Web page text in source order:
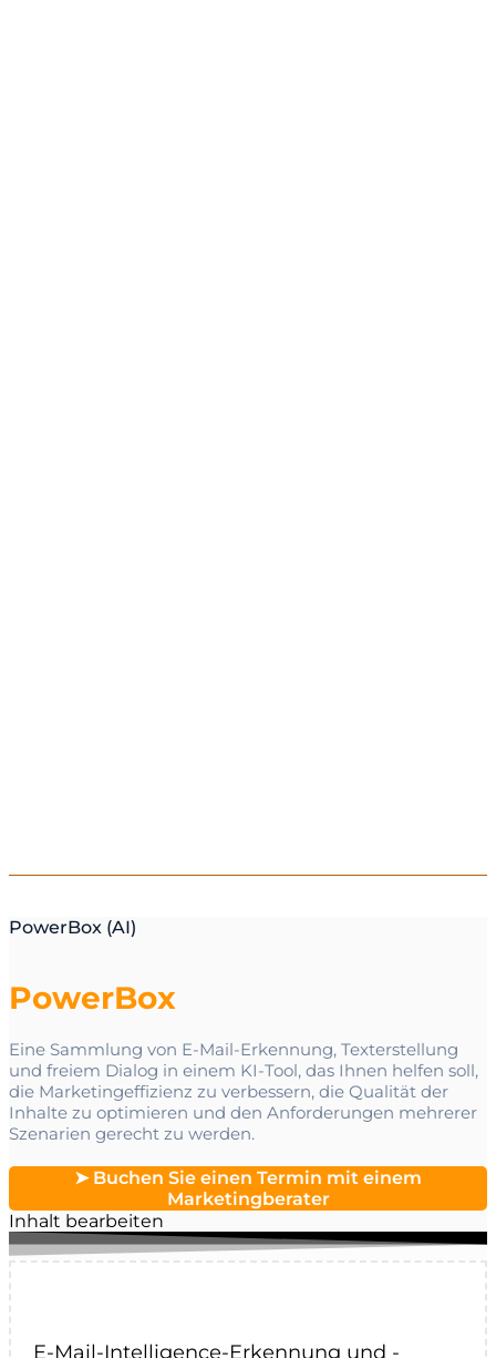
PowerBox (AI)
PowerBox
Eine Sammlung von E-Mail-Erkennung, Texterstellung
und freiem Dialog in einem KI-Tool, das Ihnen helfen soll,
die Marketingeffizienz zu verbessern, die Qualität der
Inhalte zu optimieren und den Anforderungen mehrerer
Szenarien gerecht zu werden.
➤ Buchen Sie einen Termin mit einem
Marketingberater
Inhalt bearbeiten
E-Mail-Intelligence-Erkennung und -